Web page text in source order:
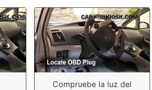
Compruebe la luz del